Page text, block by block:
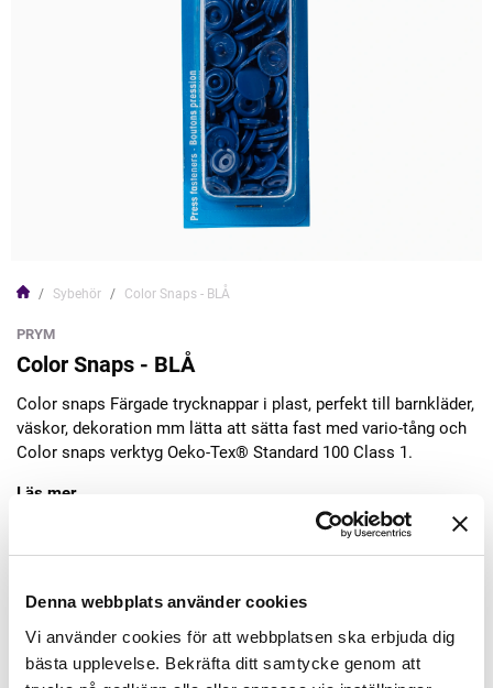
Denna webbplats använder cookies
Vi använder cookies för att webbplatsen ska erbjuda dig
bästa upplevelse. Bekräfta ditt samtycke genom att
Sybehör Color Snaps - BLÅ
PRYM
Color Snaps - BLÅ
Color snaps Färgade trycknappar i plast, perfekt till barnkläder,
väskor, dekoration mm lätta att sätta fast med vario-tång och
Color snaps verktyg Oeko-Tex® Standard 100 Class 1.
Läs mer
42,00kr
Finns i lager